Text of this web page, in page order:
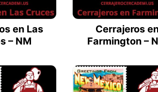
en Las
– NM
Cerrajeros
Farmington –